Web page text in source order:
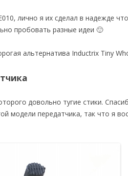
лично я их сделал в надежде
пробовать разные идеи 🙂
альтернатива Inductrix Tiny
довольно тугие стики.
модели передатчика, так что я